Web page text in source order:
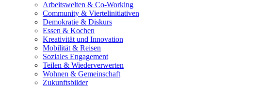
Arbeitswelten & Co-Working
Community & Viertelinitiativen
Demokratie & Diskurs
Essen & Kochen
Kreativität und Innovation
Mobilität & Reisen
Soziales Engagement
Teilen & Wiederverwerten
Wohnen & Gemeinschaft
Zukunftsbilder